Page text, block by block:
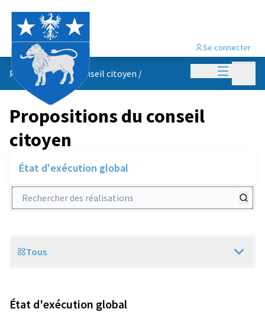
Menu
Se connecter
Propositions du conseil citoyen /
Propositions du conseil
citoyen
État d'exécution global
Rechercher des réalisations
Scope
Tous
État d'exécution global